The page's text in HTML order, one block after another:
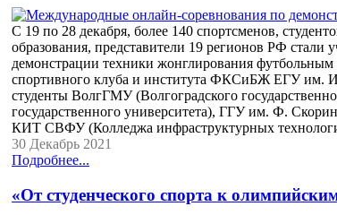
С 19 по 28 декабря, более 140 спортсменов,
образования, представители 19 регионов РФ
демонстрации техники жонглирования футбольным
спортивного клуба и института ФКСиБЖ ЕГУ им.
студенты ВолгГМУ (Волгоградского
государственного университета), ГГУ им. Ф.
КИТ СВФУ (Колледжа инфраструктурных
30 Декабрь 2021
Подробнее...
«От студенческого спорта к